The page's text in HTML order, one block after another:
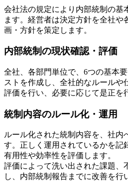
会社法の規定により内部統制の基
ます。経営者は決定方針を全社や
画・方針を策定します。
内部統制の現状確認・評価
全社、各部門単位で、6つの基本
ストを作成し、全社的なルールや
評価を行い、必要に応じて是正を
統制内容のルール化・運用
ルール化された統制内容を、社内
す。正しく運用されているかを記
有用性や効率性を評価します。
評価によって洗い出された課題、
し、内部統制報告までに改善を行